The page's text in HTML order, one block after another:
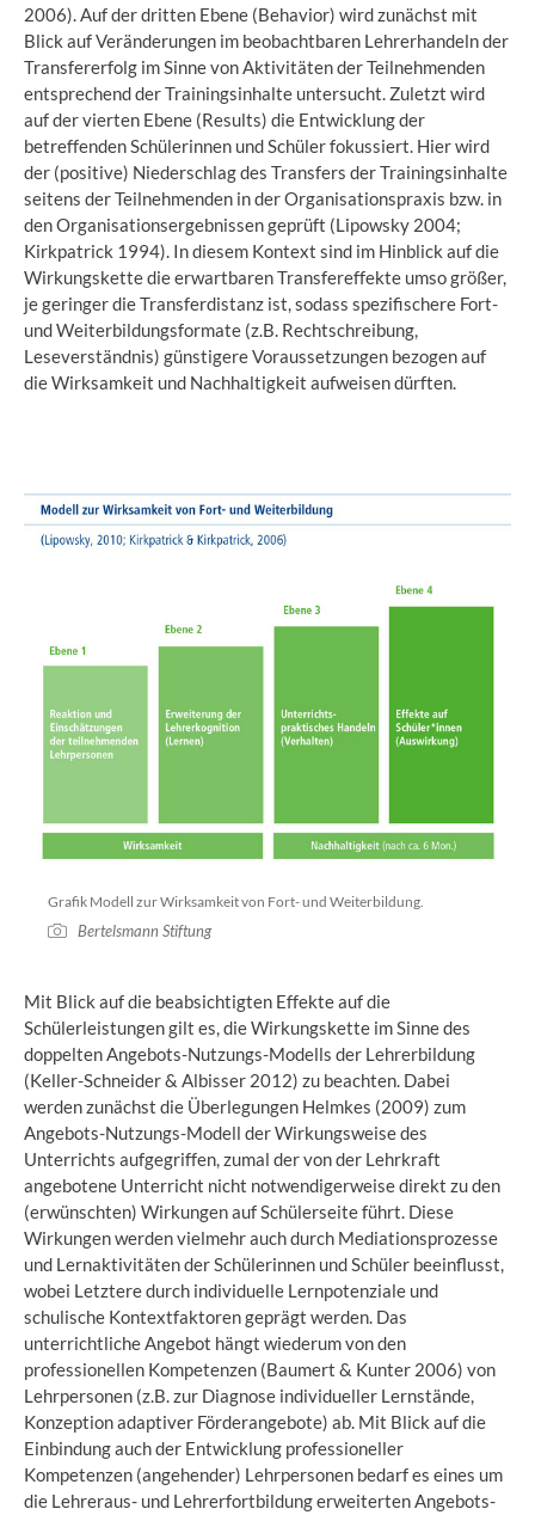
2006). Auf der dritten Ebene (Behavior) wird zunächst mit
Blick auf Veränderungen im beobachtbaren Lehrerhandeln der
Transfererfolg im Sinne von Aktivitäten der Teilnehmenden
entsprechend der Trainingsinhalte untersucht. Zuletzt wird
auf der vierten Ebene (Results) die Entwicklung der
betreffenden Schülerinnen und Schüler fokussiert. Hier wird
der (positive) Niederschlag des Transfers der Trainingsinhalte
seitens der Teilnehmenden in der Organisationspraxis bzw. in
den Organisationsergebnissen geprüft (Lipowsky 2004;
Kirkpatrick 1994). In diesem Kontext sind im Hinblick auf die
Wirkungskette die erwartbaren Transfereffekte umso größer,
je geringer die Transferdistanz ist, sodass spezifischere Fort-
und Weiterbildungsformate (z.B. Rechtschreibung,
Leseverständnis) günstigere Voraussetzungen bezogen auf
die Wirksamkeit und Nachhaltigkeit aufweisen dürften.
Grafik Modell zur Wirksamkeit von Fort- und Weiterbildung.
Bertelsmann Stiftung
Mit Blick auf die beabsichtigten Effekte auf die
Schülerleistungen gilt es, die Wirkungskette im Sinne des
doppelten Angebots-Nutzungs-Modells der Lehrerbildung
(Keller-Schneider & Albisser 2012) zu beachten. Dabei
werden zunächst die Überlegungen Helmkes (2009) zum
Angebots-Nutzungs-Modell der Wirkungsweise des
Unterrichts aufgegriffen, zumal der von der Lehrkraft
angebotene Unterricht nicht notwendigerweise direkt zu den
(erwünschten) Wirkungen auf Schülerseite führt. Diese
Wirkungen werden vielmehr auch durch Mediationsprozesse
und Lernaktivitäten der Schülerinnen und Schüler beeinflusst,
wobei Letztere durch individuelle Lernpotenziale und
schulische Kontextfaktoren geprägt werden. Das
unterrichtliche Angebot hängt wiederum von den
professionellen Kompetenzen (Baumert & Kunter 2006) von
Lehrpersonen (z.B. zur Diagnose individueller Lernstände,
Konzeption adaptiver Förderangebote) ab. Mit Blick auf die
Einbindung auch der Entwicklung professioneller
Kompetenzen (angehender) Lehrpersonen bedarf es eines um
die Lehreraus- und Lehrerfortbildung erweiterten Angebots-